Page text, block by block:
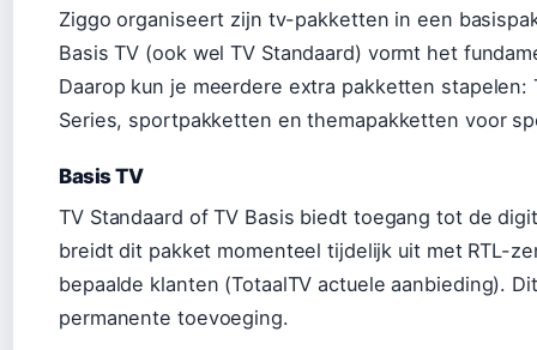
Ziggo organiseert zijn tv-pakketten in een
Basis TV (ook wel TV Standaard) vormt het
Daarop kun je meerdere extra pakketten stapelen:
Series, sportpakketten en themapakketten voor
Basis TV
TV Standaard of TV Basis biedt toegang tot de
breidt dit pakket momenteel tijdelijk uit met RTL-
bepaalde klanten (TotaalTV actuele aanbieding).
permanente toevoeging.